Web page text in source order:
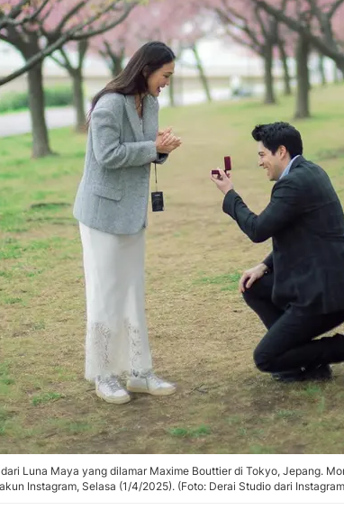
Luna Maya yang dilamar Maxime Bouttier di Tokyo, Jepang.
Instagram, Selasa (1/4/2025). (Foto: Derai Studio dari